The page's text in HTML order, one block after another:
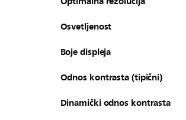
Osvetljenost
Boje displeja
Odnos kontrasta (tipični)
Dinamički odnos kontrasta